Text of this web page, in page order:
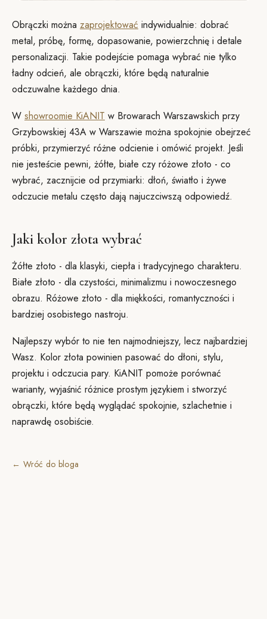
Obrączki można zaprojektować indywidualnie: dobrać
metal, próbę, formę, dopasowanie, powierzchnię i detale
personalizacji. Takie podejście pomaga wybrać nie tylko
ładny odcień, ale obrączki, które będą naturalnie
odczuwalne każdego dnia.
W showroomie KiANIT w Browarach Warszawskich przy
Grzybowskiej 43A w Warszawie można spokojnie obejrzeć
próbki, przymierzyć różne odcienie i omówić projekt. Jeśli
nie jesteście pewni, żółte, białe czy różowe złoto - co
wybrać, zacznijcie od przymiarki: dłoń, światło i żywe
odczucie metalu często dają najuczciwszą odpowiedź.
Jaki kolor złota wybrać
Żółte złoto - dla klasyki, ciepła i tradycyjnego charakteru.
Białe złoto - dla czystości, minimalizmu i nowoczesnego
obrazu. Różowe złoto - dla miękkości, romantyczności i
bardziej osobistego nastroju.
Najlepszy wybór to nie ten najmodniejszy, lecz najbardziej
Wasz. Kolor złota powinien pasować do dłoni, stylu,
projektu i odczucia pary. KiANIT pomoże porównać
warianty, wyjaśnić różnice prostym językiem i stworzyć
obrączki, które będą wyglądać spokojnie, szlachetnie i
naprawdę osobiście.
← Wróć do bloga